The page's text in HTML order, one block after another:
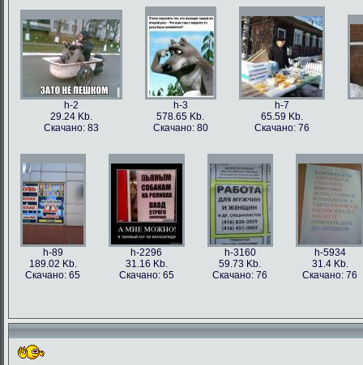
h-2
29.24 Kb.
Скачано: 83
h-3
578.65 Kb.
Скачано: 80
h-7
65.59 Kb.
Скачано: 76
h-89
189.02 Kb.
Скачано: 65
h-2296
31.16 Kb.
Скачано: 65
h-3160
59.73 Kb.
Скачано: 76
h-5934
31.4 Kb.
Скачано: 76